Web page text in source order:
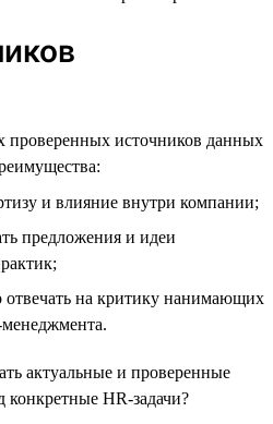
источников данных
и влияние внутри компании;
предложения и идеи
отвечать на критику нанимающих
актуальные и проверенные
HR-задачи?